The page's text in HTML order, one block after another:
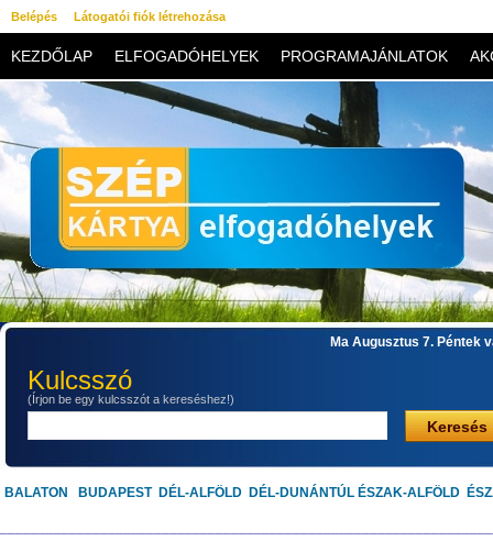
Belépés Látogatói fiók létrehozása
KEZDŐLAP ELFOGADÓHELYEK PROGRAMAJÁNLATOK
KAPCSOLAT
Ma Augusztus 7. Péntek
Kulcsszó
(Írjon be egy kulcsszót a kereséshez!)
Keresés
BALATON BUDAPEST DÉL-ALFÖLD DÉL-DUNÁNTÚL ÉSZAK-ALFÖLD